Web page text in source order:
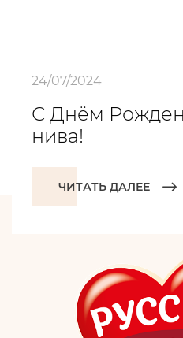
24/07/2024
С Днём
нива!
ЧИТАТЬ ДАЛЕЕ